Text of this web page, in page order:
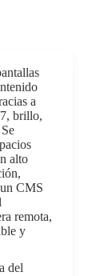
a
brillo,
alto
CMS
remota,
y
del